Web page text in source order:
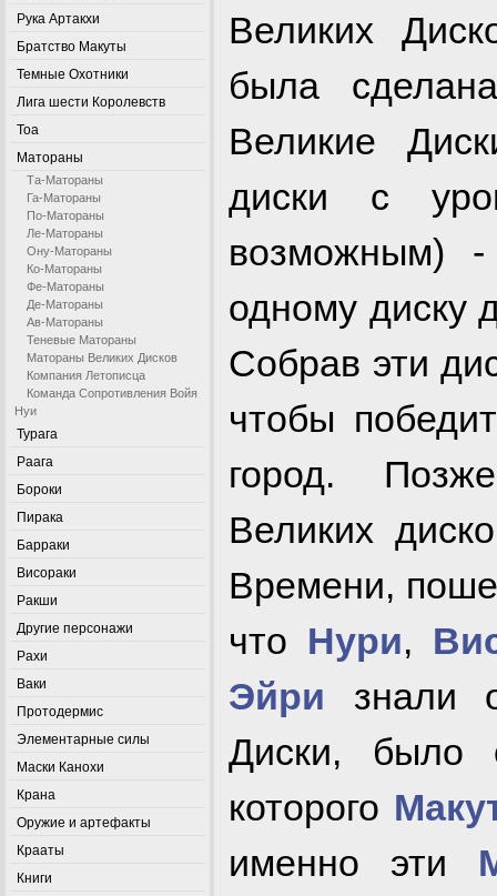
Рука Артакхи
Братство Макуты
Темные Охотники
Лига шести Королевств
Тоа
Матораны
Та-Матораны
Га-Матораны
По-Матораны
Ле-Матораны
Ону-Матораны
Ко-Матораны
Фе-Матораны
Де-Матораны
Ав-Матораны
Теневые Матораны
Матораны Великих Дисков
Компания Летописца
Команда Сопротивления Войя
Нуи
Турага
Раага
Бороки
Пирака
Барраки
Висораки
Ракши
Другие персонажи
Рахи
Ваки
Протодермис
Элементарные силы
Маски Канохи
Крана
Оружие и артефакты
Крааты
Книги
Великих
была
Великие
диски с
возможным)
одному диску
Собрав эти
чтобы
город.
Великих
Времени,
что Нури,
Эйри знали
Диски, было
которого
именно эти